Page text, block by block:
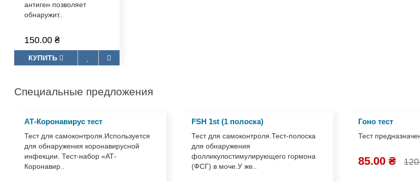
Covid-19 Антиген
тест
для выявления вируса
антиген позволяет
обнаружит..
150.00 ₴
КУПИТЬ